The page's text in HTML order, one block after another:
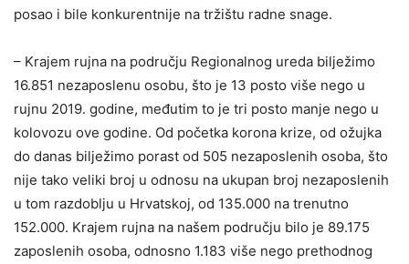
posao i bile konkurentnije na tržištu radne snage.
– Krajem rujna na području Regionalnog ureda bilježimo
16.851 nezaposlenu osobu, što je 13 posto više nego u
rujnu 2019. godine, međutim to je tri posto manje nego u
kolovozu ove godine. Od početka korona krize, od ožujka
do danas bilježimo porast od 505 nezaposlenih osoba, što
nije tako veliki broj u odnosu na ukupan broj nezaposlenih
u tom razdoblju u Hrvatskoj, od 135.000 na trenutno
152.000. Krajem rujna na našem području bilo je 89.175
zaposlenih osoba, odnosno 1.183 više nego prethodnog